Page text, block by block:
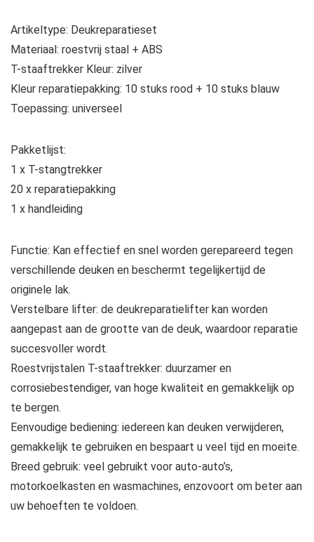
Artikeltype: Deukreparatieset
Materiaal: roestvrij staal + ABS
T-staaftrekker Kleur: zilver
Kleur reparatiepakking: 10 stuks rood + 10 stuks blauw
Toepassing: universeel
Pakketlijst:
1 x T-stangtrekker
20 x reparatiepakking
1 x handleiding
Functie: Kan effectief en snel worden gerepareerd tegen
verschillende deuken en beschermt tegelijkertijd de
originele lak.
Verstelbare lifter: de deukreparatielifter kan worden
aangepast aan de grootte van de deuk, waardoor reparatie
succesvoller wordt.
Roestvrijstalen T-staaftrekker: duurzamer en
corrosiebestendiger, van hoge kwaliteit en gemakkelijk op
te bergen.
Eenvoudige bediening: iedereen kan deuken verwijderen,
gemakkelijk te gebruiken en bespaart u veel tijd en moeite.
Breed gebruik: veel gebruikt voor auto-auto’s,
motorkoelkasten en wasmachines, enzovoort om beter aan
uw behoeften te voldoen.